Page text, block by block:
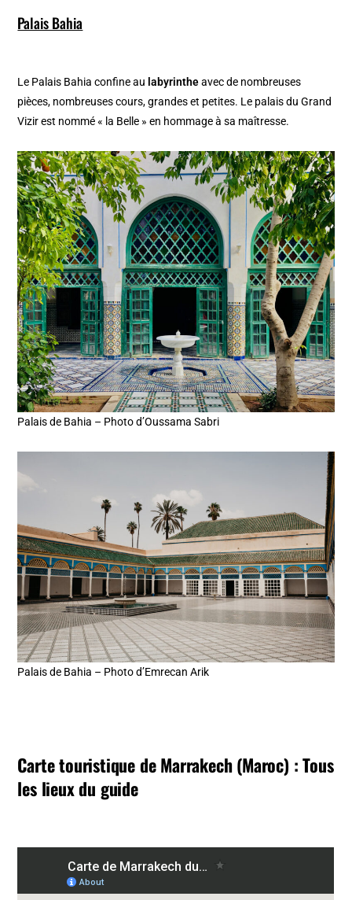
Palais Bahia
Le Palais Bahia confine au labyrintheavec de nombreuses
pièces, nombreuses cours, grandes et petites. Le palais du Grand
Vizir est nommé « la Belle » en hommage à sa maîtresse.
Palais de Bahia – Photo d’Oussama Sabri
Palais de Bahia – Photo d’Emrecan Arik
Carte touristique de Marrakech (Maroc) : Tous
les lieux du guide